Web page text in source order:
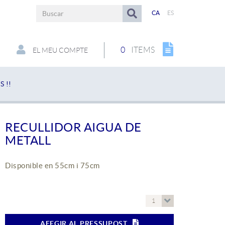
CA ES
0 ITEMS
EL MEU COMPTE
!!
RECULLIDOR AIGUA DE
METALL
Disponible en 55cm i 75cm
1